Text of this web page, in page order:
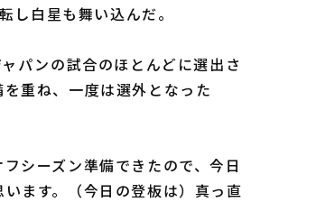
白星も舞い込んだ。
パンの試合のほとんどに選出さ
重ね、一度は選外となった
シーズン準備できたので、今日
ます。（今日の登板は）真っ直